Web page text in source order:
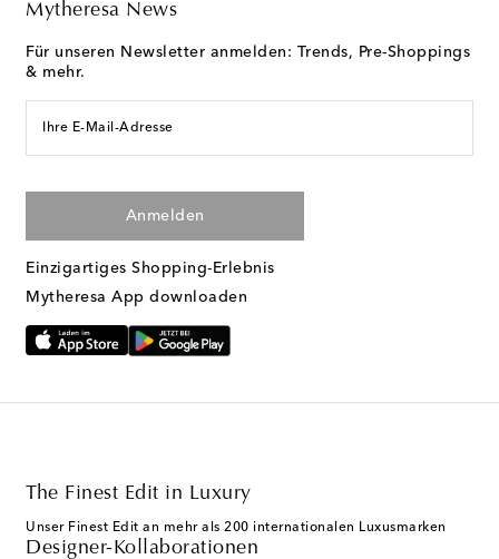
Mytheresa News
Für unseren Newsletter anmelden: Trends, Pre-Shoppings
& mehr.
Ihre E-Mail-Adresse
Anmelden
Einzigartiges Shopping-Erlebnis
Mytheresa App downloaden
The Finest Edit in Luxury
Unser Finest Edit an mehr als 200 internationalen Luxusmarken
Designer-Kollaborationen